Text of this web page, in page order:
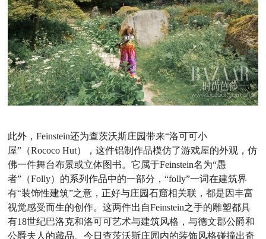
此外，Feinstein还为查茨沃斯庄园带来“洛可可小
屋”（Rococo Hut），这件铝制作品模仿了游戏屋的外观，仿
佛一件舞台布景或立体图书。它属于Feinstein名为“愚
者”（Folly）的系列作品中的一部分，“folly”一词在建筑界
有“装饰性建筑”之意，正好与庄园石窟相关联，都是因丰富
视觉感受而生的创作。这两件出自Feinstein之手的雕塑都具
有18世纪巴洛克和洛可可艺术与建筑风格，与德文郡公爵和
公爵夫人的藏品、今日查茨沃斯庄园内的装饰风格碰撞出奇